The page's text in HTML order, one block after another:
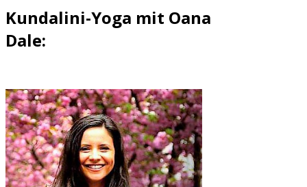
Kundalini-Yoga mit Oana
Dale: